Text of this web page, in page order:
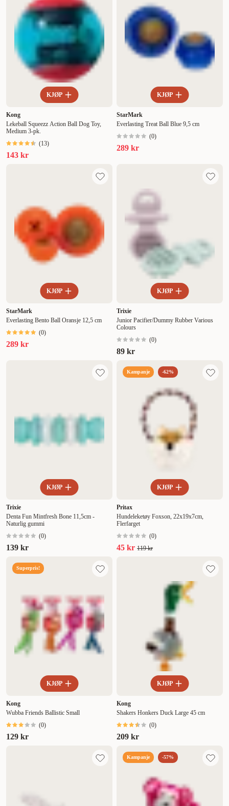
KJØP
Kong
Lekeball Squeezz Action Ball Dog Toy,
Medium 3-pk.
(13)
143 kr
KJØP
StarMark
Everlasting Treat Ball Blue 9,5 cm
(0)
289 kr
KJØP
StarMark
Everlasting Bento Ball Oransje 12,5 cm
(0)
289 kr
KJØP
Trixie
Junior Pacifier/Dummy Rubber Various
Colours
(0)
89 kr
KJØP
Trixie
Denta Fun Mintfresh Bone 11,5cm -
Naturlig gummi
(0)
139 kr
Kampanje -62%
KJØP
Pritax
Hundeleketøy Foxson, 22x19x7cm,
Flerfarget
(0)
45 kr 119 kr
Superpris!
KJØP
Kong
Wubba Friends Ballistic Small
(0)
129 kr
KJØP
Kong
Shakers Honkers Duck Large 45 cm
(0)
209 kr
Kampanje -57%